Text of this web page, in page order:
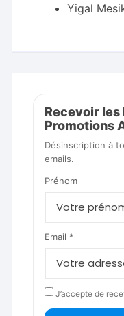
Yigal
Recevoir les
Promotions
Désinscription à
emails.
Prénom
Email *
J’accepte de